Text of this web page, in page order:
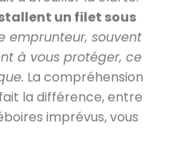
un filet sous
emprunteur, souvent
à vous protéger, ce
La compréhension
la différence, entre
imprévus, vous